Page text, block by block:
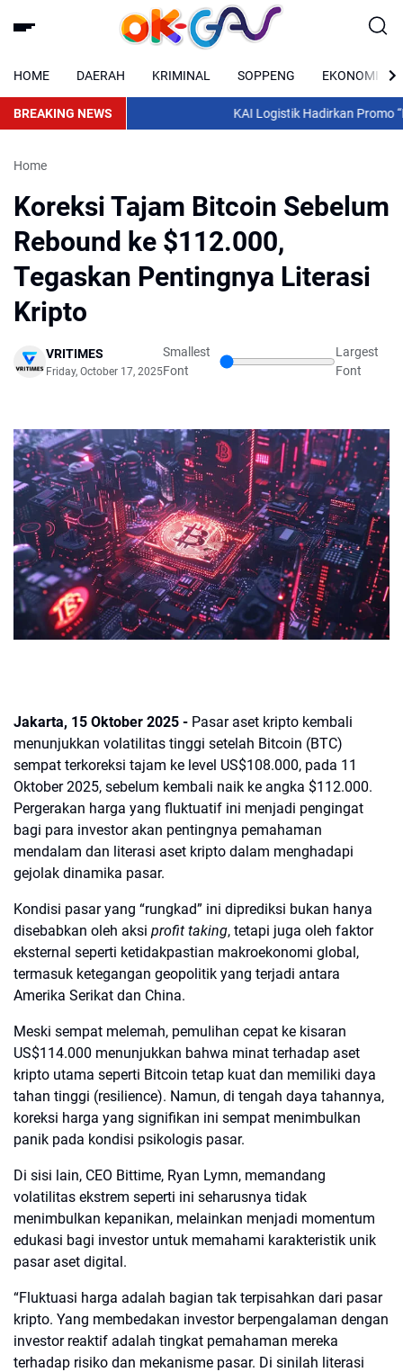
HOME DAERAH KRIMINAL SOPPENG EKONOMI
BREAKING NEWS KAI Logistik Hadirkan Promo
Home
Koreksi Tajam Bitcoin Sebelum
Rebound ke $112.000,
Tegaskan Pentingnya Literasi
Kripto
VRITIMES
Friday, October 17, 2025
Smallest
Font
Largest
Font
Jakarta, 15 Oktober 2025 - Pasar aset kripto kembali
menunjukkan volatilitas tinggi setelah Bitcoin (BTC)
sempat terkoreksi tajam ke level US$108.000, pada 11
Oktober 2025, sebelum kembali naik ke angka $112.000.
Pergerakan harga yang fluktuatif ini menjadi pengingat
bagi para investor akan pentingnya pemahaman
mendalam dan literasi aset kripto dalam menghadapi
gejolak dinamika pasar.
Kondisi pasar yang “rungkad” ini diprediksi bukan hanya
disebabkan oleh aksi profit taking, tetapi juga oleh faktor
eksternal seperti ketidakpastian makroekonomi global,
termasuk ketegangan geopolitik yang terjadi antara
Amerika Serikat dan China.
Meski sempat melemah, pemulihan cepat ke kisaran
US$114.000 menunjukkan bahwa minat terhadap aset
kripto utama seperti Bitcoin tetap kuat dan memiliki daya
tahan tinggi (resilience). Namun, di tengah daya tahannya,
koreksi harga yang signifikan ini sempat menimbulkan
panik pada kondisi psikologis pasar.
Di sisi lain, CEO Bittime, Ryan Lymn, memandang
volatilitas ekstrem seperti ini seharusnya tidak
menimbulkan kepanikan, melainkan menjadi momentum
edukasi bagi investor untuk memahami karakteristik unik
pasar aset digital.
“Fluktuasi harga adalah bagian tak terpisahkan dari pasar
kripto. Yang membedakan investor berpengalaman dengan
investor reaktif adalah tingkat pemahaman mereka
terhadap risiko dan mekanisme pasar. Di sinilah literasi